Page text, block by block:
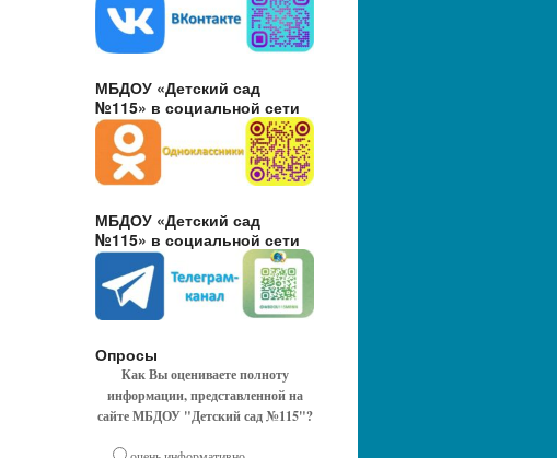
МБДОУ «Детский сад
№115» в социальной сети
МБДОУ «Детский сад
№115» в социальной сети
Опросы
Как Вы оцениваете полноту
информации, представленной на
сайте МБДОУ "Детский сад №115"?